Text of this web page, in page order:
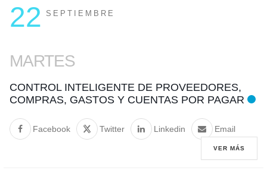
22 SEPTIEMBRE
MARTES
CONTROL INTELIGENTE DE PROVEEDORES,
COMPRAS, GASTOS Y CUENTAS POR PAGAR
Facebook Twitter Linkedin Email
VER MÁS